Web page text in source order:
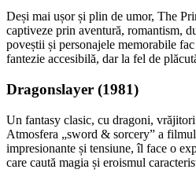
Deși mai ușor și plin de umor, The
captiveze prin aventură, romantism,
poveștii și personajele memorabile
fantezie accesibilă, dar la fel de
Dragonslayer (1981)
Un fantasy clasic, cu dragoni,
Atmosfera „sword & sorcery” a
impresionante și tensiune, îl face o
care caută magia și eroismul